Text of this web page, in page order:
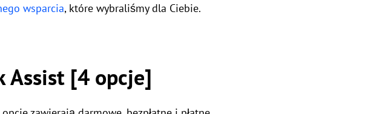
wsparcia, które wybraliśmy dla Ciebie.
Assist [4 opcje]